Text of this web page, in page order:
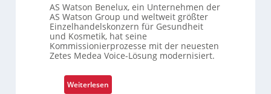
f
ü
r
S
c
h
i
AS Watson Benelux, ein Unternehmen der
AS Watson Group und weltweit größter
Einzelhandelskonzern für Gesundheit
und Kosmetik, hat seine
Kommissionierprozesse mit der neuesten
Zetes Medea Voice-Lösung modernisiert.
Weiterlesen: